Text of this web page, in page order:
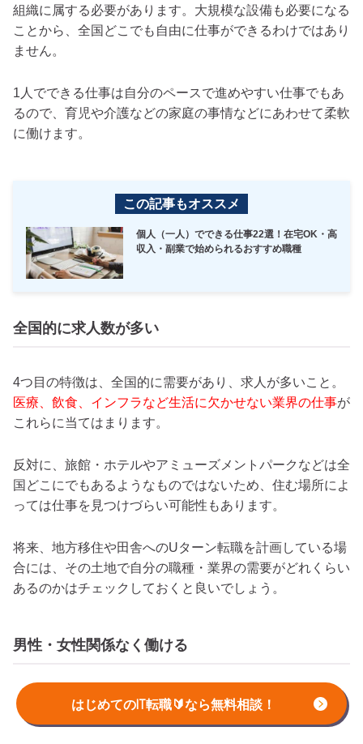
はじめてのIT転職🔰なら無料相談！
組織に属する必要があります。大規模な設備も必要になる
ことから、全国どこでも自由に仕事ができるわけではあり
ません。
1人でできる仕事は自分のペースで進めやすい仕事でもあ
るので、育児や介護などの家庭の事情などにあわせて柔軟
に働けます。
この記事もオススメ
個人（一人）でできる仕事22選！在宅OK・高
収入・副業で始められるおすすめ職種
全国的に求人数が多い
4つ目の特徴は、全国的に需要があり、求人が多いこと。
医療、飲食、インフラなど生活に欠かせない業界の仕事が
これらに当てはまります。
反対に、旅館・ホテルやアミューズメントパークなどは全
国どこにでもあるようなものではないため、住む場所によ
っては仕事を見つけづらい可能性もあります。
将来、地方移住や田舎へのUターン転職を計画している場
合には、その土地で自分の職種・業界の需要がどれくらい
あるのかはチェックしておくと良いでしょう。
男性・女性関係なく働ける
5つ目の特徴は、男性・女性関係なく働けること。例えば
大工や警備員など体力が必要な仕事は、その特性上男性の